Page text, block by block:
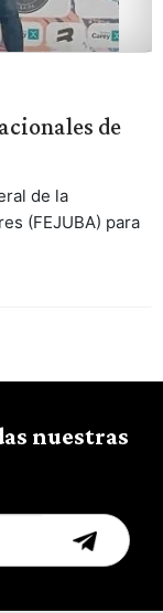
de
de la
(FEJUBA) para
nuestras